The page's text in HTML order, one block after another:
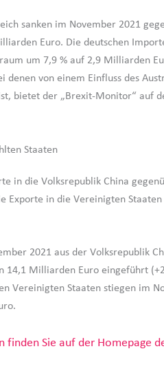
sanken im November 2021
Euro. Die deutschen
um 7,9 % auf 2,9 Milliarden
von einem Einfluss des
bietet der „Brexit-Monitor“ auf
Staaten
in die Volksrepublik China
Exporte in die Vereinigten
2021 aus der Volksrepublik
Milliarden Euro eingeführt
Vereinigten Staaten stiegen im
Sie auf der Homepage